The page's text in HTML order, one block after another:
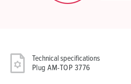
Technical specifications
Plug AM-TOP 3776